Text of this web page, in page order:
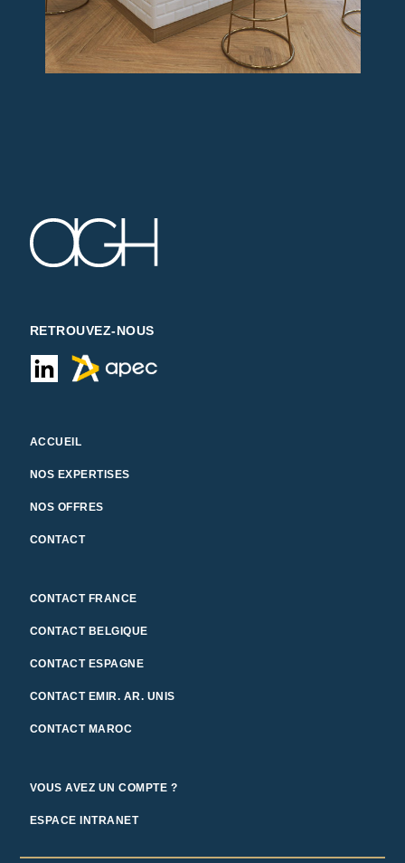
RETROUVEZ-NOUS
ACCUEIL
NOS EXPERTISES
NOS OFFRES
CONTACT
CONTACT FRANCE
CONTACT BELGIQUE
CONTACT ESPAGNE
CONTACT EMIR. AR. UNIS
CONTACT MAROC
VOUS AVEZ UN COMPTE ?
ESPACE INTRANET